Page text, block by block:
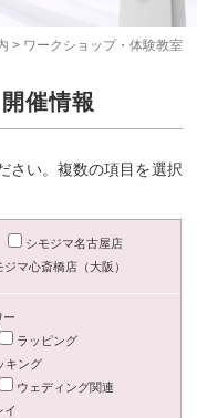
> ワークショップ・体験教室
催情報
さい。複数の項目を選択
シモジマ名古屋店
ジマ心斎橋店（大阪）
ー
ラッピング
キング
ウェディング関連
イ